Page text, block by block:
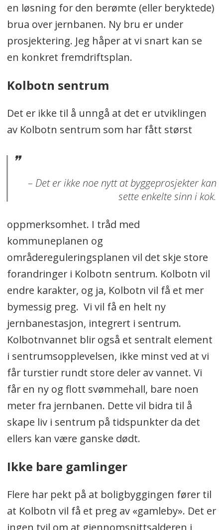
en løsning for den berømte (eller beryktede)
brua over jernbanen. Ny bru er under
prosjektering. Jeg håper at vi snart kan se
en konkret fremdriftsplan.
Kolbotn sentrum
Det er ikke til å unngå at det er utviklingen
av Kolbotn sentrum som har fått størst
– Det er ikke noe nytt at byggeprosjekter kan
sette enkelte sinn i kok.
oppmerksomhet. I tråd med
kommuneplanen og
områdereguleringsplanen vil det skje store
forandringer i Kolbotn sentrum. Kolbotn vil
endre karakter, og ja, Kolbotn vil få et mer
bymessig preg. Vi vil få en helt ny
jernbanestasjon, integrert i sentrum.
Kolbotnvannet blir også et sentralt element
i sentrumsopplevelsen, ikke minst ved at vi
får turstier rundt store deler av vannet. Vi
får en ny og flott svømmehall, bare noen
meter fra jernbanen. Dette vil bidra til å
skape liv i sentrum på tidspunkter da det
ellers kan være ganske dødt.
Ikke bare gamlinger
Flere har pekt på at boligbyggingen fører til
at Kolbotn vil få et preg av «gamleby». Det er
ingen tvil om at gjennomsnittsalderen i